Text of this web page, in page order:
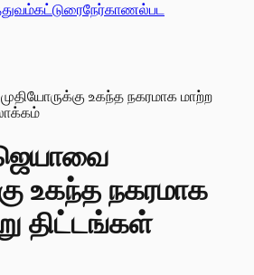
கட்டுரைநேர்காணல்பட
உகந்த நகரமாக
திட்டங்கள்